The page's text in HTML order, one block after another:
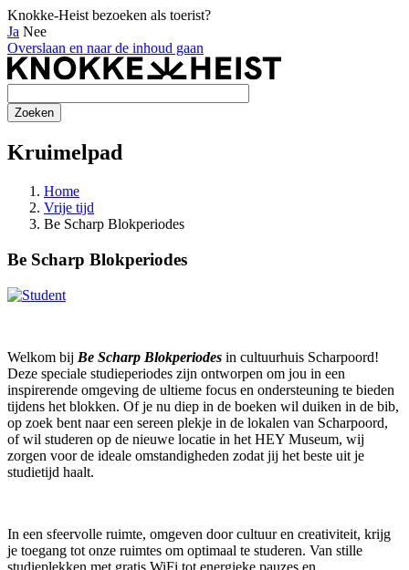
Knokke-Heist bezoeken als toerist?
Ja Nee
Overslaan en naar de inhoud gaan
Kruimelpad
Home
Vrije tijd
Be Scharp Blokperiodes
Be Scharp Blokperiodes
Welkom bij Be Scharp Blokperiodes in cultuurhuis Scharpoord!
Deze speciale studieperiodes zijn ontworpen om jou in een
inspirerende omgeving de ultieme focus en ondersteuning te bieden
tijdens het blokken. Of je nu diep in de boeken wil duiken in de bib,
op zoek bent naar een sereen plekje in de lokalen van Scharpoord,
of wil studeren op de nieuwe locatie in het HEY Museum, wij
zorgen voor de ideale omstandigheden zodat jij het beste uit je
studietijd haalt.
In een sfeervolle ruimte, omgeven door cultuur en creativiteit, krijg
je toegang tot onze ruimtes om optimaal te studeren. Van stille
studieplekken met gratis WiFi tot energieke pauzes en